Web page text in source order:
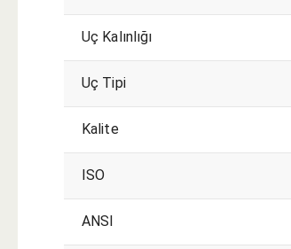
Uç Kalınlığı
Uç Tipi
Kalite
ISO
ANSI